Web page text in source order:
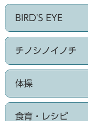
BIRD'S EYE
チノシノイノチ
体操
食育・レシピ